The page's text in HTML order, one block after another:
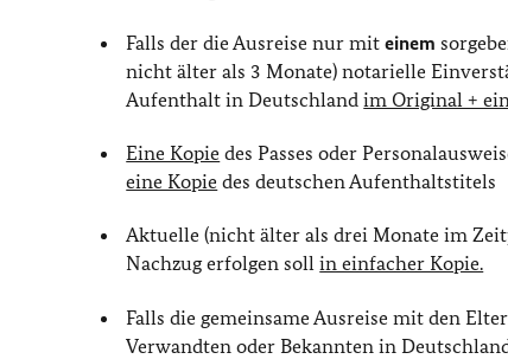
Falls der die Ausreise nur miteinem
nicht älter als 3 Monate) notarielle
Aufenthalt in Deutschlandim Original +
Eine Kopie des Passes oder
eine Kopie des deutschen Aufenthaltstitels
Aktuelle (nicht älter als drei Monate im
Nachzug erfolgen sollin einfacher Kopie.
Falls die gemeinsame Ausreise mit den
Verwandten oder Bekannten in